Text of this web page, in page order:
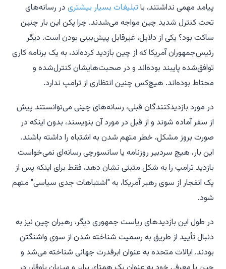
پیامد مهمی نداشتند، با تبلیغات بسیار بیشتری در رسانه‌های
تحت کنترل شدید چین مواجه می‌شدند. چرا پکن این بار چنین
ساکت بود؟ یکی از دلایل، غیرقابل پیش‌بینی بودن است. دیگر
رئیس‌جمهوران آمریکا که از چین بازدید کرده‌اند، به یک برنامه کاری
توافق‌شده پایبند بوده‌اند و در صحبت‌هایشان کنترل‌شده و
محتاط بوده‌اند. هیچ‌کس چنین انتظاری از ترامپ ندارد.
در مورد بازدیدکنندگان قبلی، رسانه‌های چینی می‌توانستند پیش
از سفر آماده شوند و از قبل در مورد آن بنویسند، بدون اینکه در
صورت بروز مشکل، خطر متهم شدن به اشتباه را داشته باشند.
این بار، هیچ سردبیر روزنامه یا سانسورچی رسانه‌ای نمی‌خواست
بازدید ترامپ را به شکل مثبتی نشان دهد، فقط برای اینکه پس از
یک انفجار از سوی رهبر آمریکا، به "اشتباهات جدی سیاسی" متهم
شود.
در طول این بازدیدهای ریاست جمهوری دیگر، رهبران چین نیز به
دنبال تأیید از طریق به رسمیت شناخته شدن از سوی واشنگتن
بودند. ایالات متحده به عنوان ابرقدرت جهانی شناخته می‌شد و